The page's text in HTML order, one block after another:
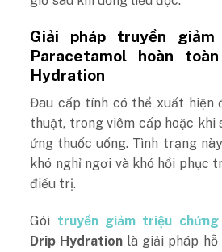
Giải pháp truyền
Paracetamol hoàn
Hydration
Đau cấp tính có thể xuất hiện
thuật, trong viêm cấp hoặc khi
ứng thuốc uống. Tình trạng
khó nghỉ ngơi và khó hồi phục
điều trị.
Gói truyền giảm triệu
Drip Hydration là giải pháp